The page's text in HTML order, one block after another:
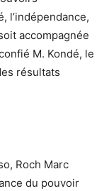
l’indépendance,
accompagnée
M. Kondé, le
résultats
Roch Marc
du pouvoir